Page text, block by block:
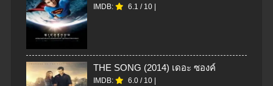
IMDB: 6.1 / 10
THE SONG (2014) เดอะ ซองค์
IMDB: 6.0 / 10